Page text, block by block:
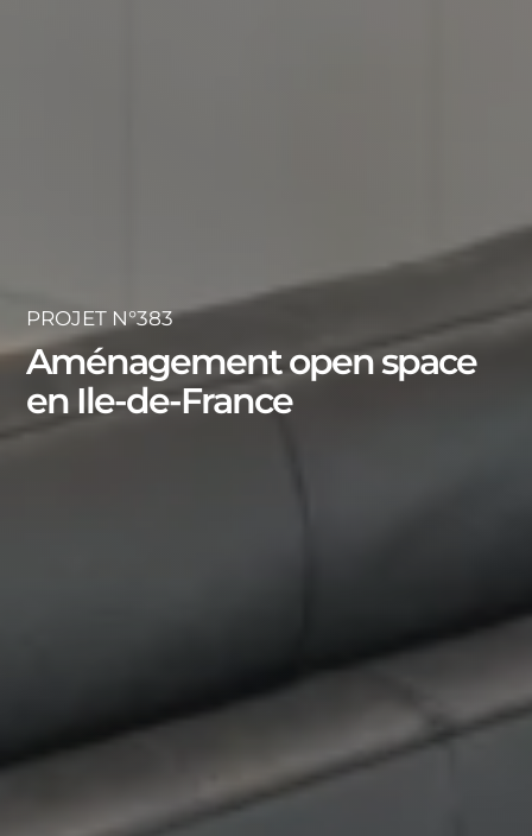
PROJET N°383
Aménagement open space
en Ile-de-France